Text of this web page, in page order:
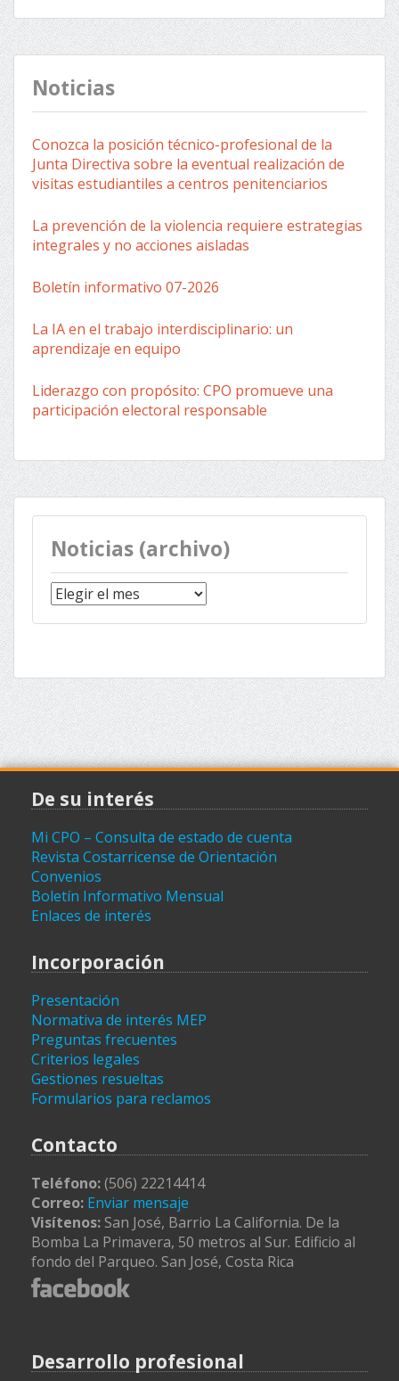
Noticias
Conozca la posición técnico-profesional de la
Junta Directiva sobre la eventual realización de
visitas estudiantiles a centros penitenciarios
La prevención de la violencia requiere estrategias
integrales y no acciones aisladas
Boletín informativo 07-2026
La IA en el trabajo interdisciplinario: un
aprendizaje en equipo
Liderazgo con propósito: CPO promueve una
participación electoral responsable
Noticias (archivo)
Noticias
(archivo)
De su interés
Mi CPO – Consulta de estado de cuenta
Revista Costarricense de Orientación
Convenios
Boletín Informativo Mensual
Enlaces de interés
Incorporación
Presentación
Normativa de interés MEP
Preguntas frecuentes
Criterios legales
Gestiones resueltas
Formularios para reclamos
Contacto
Teléfono:(506) 22214414
Correo: Enviar mensaje
Visítenos: San José, Barrio La California. De la
Bomba La Primavera, 50 metros al Sur. Edificio al
fondo del Parqueo. San José, Costa Rica
Desarrollo profesional